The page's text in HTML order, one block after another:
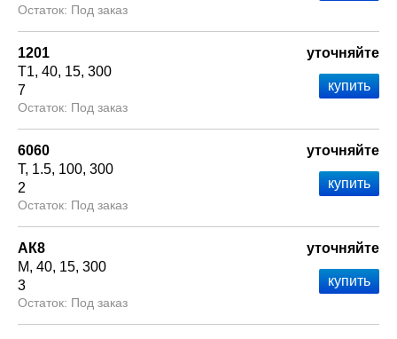
Под заказ
1201
Т1 40 15 300
7
Под заказ
уточняйте
6060
Т 1.5 100 300
2
Под заказ
уточняйте
АК8
М 40 15 300
3
Под заказ
уточняйте